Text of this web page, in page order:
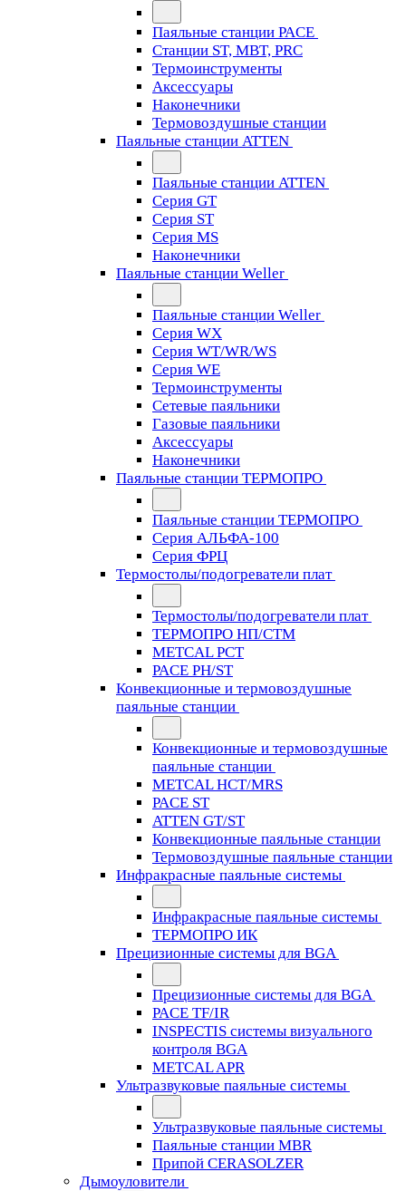
Паяльные станции PACE
Станции ST, MBT, PRC
Термоинструменты
Аксессуары
Наконечники
Термовоздушные станции
Паяльные станции ATTEN
Паяльные станции ATTEN
Серия GT
Серия ST
Серия MS
Наконечники
Паяльные станции Weller
Паяльные станции Weller
Серия WX
Серия WT/WR/WS
Серия WE
Термоинструменты
Сетевые паяльники
Газовые паяльники
Аксессуары
Наконечники
Паяльные станции ТЕРМОПРО
Паяльные станции ТЕРМОПРО
Серия АЛЬФА-100
Серия ФРЦ
Термостолы/подогреватели плат
Термостолы/подогреватели плат
ТЕРМОПРО НП/СТМ
METCAL PCT
PACE PH/ST
Конвекционные и термовоздушные
паяльные станции
Конвекционные и термовоздушные
паяльные станции
METCAL HCT/MRS
PACE ST
ATTEN GT/ST
Конвекционные паяльные станции
Термовоздушные паяльные станции
Инфракрасные паяльные системы
Инфракрасные паяльные системы
ТЕРМОПРО ИК
Прецизионные системы для BGA
Прецизионные системы для BGA
PACE TF/IR
INSPECTIS системы визуального
контроля BGA
METCAL APR
Ультразвуковые паяльные системы
Ультразвуковые паяльные системы
Паяльные станции MBR
Припой CERASOLZER
Дымоуловители